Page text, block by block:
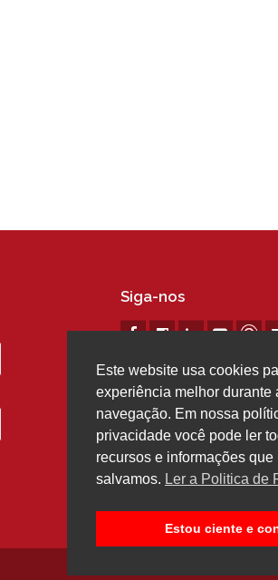
Siga-nos
Este website usa cookies
experiência melhor durante
navegação. Em nossa
privacidade você pode ler
recursos e informações que
salvamos. Ler a Politica de
Estou ciente e